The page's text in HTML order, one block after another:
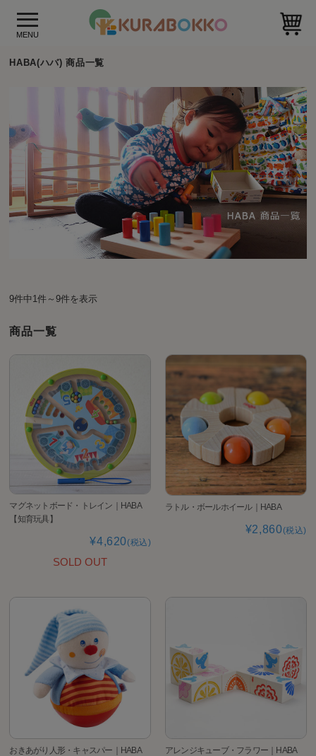
HABA(ハバ) 商品一覧
9件中1件～9件を表示
商品一覧
マグネットボード・トレイン｜HABA
【知育玩具】
¥4,620(税込)
SOLD OUT
ラトル・ボールホイール｜HABA
¥2,860(税込)
おきあがり人形・キャスパー｜HABA
アレンジキューブ・フラワー｜HABA